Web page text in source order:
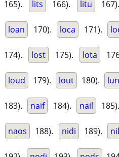
165). lits 166). litu 167).
loan 170). loca 171).
174). lost 175). lota
loud 179). lout 180).
183). naif 184). nail 185).
naos 188). nidi 189).